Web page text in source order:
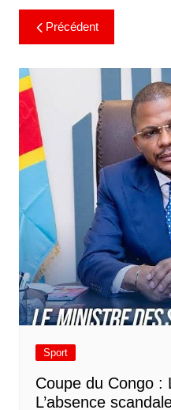
Précédent
Sport
​Coupe du Congo :
L’absence